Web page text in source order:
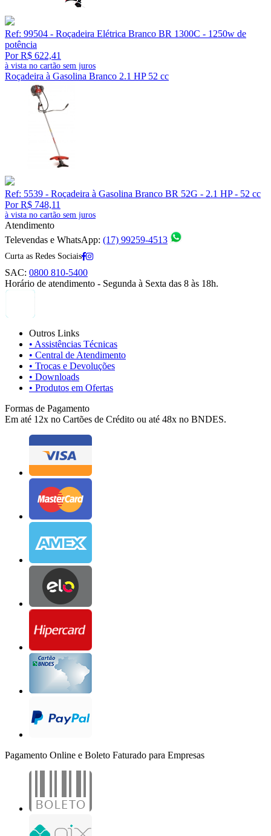
Ref: 99504 - Roçadeira Elétrica Branco BR 1300C - 1250w de
potência
Por R$ 622,41
à vista no cartão sem juros
Roçadeira à Gasolina Branco 2.1 HP 52 cc
Ref: 5539 - Roçadeira à Gasolina Branco BR 52G - 2.1 HP - 52 cc
Por R$ 748,11
à vista no cartão sem juros
Atendimento
Televendas e WhatsApp: (17) 99259-4513
Curta as Redes Sociais
SAC: 0800 810-5400
Horário de atendimento - Segunda à Sexta das 8 às 18h.
Outros Links
• Assistências Técnicas
• Central de Atendimento
• Trocas e Devoluções
• Downloads
• Produtos em Ofertas
Formas de Pagamento
Em até 12x no Cartões de Crédito ou até 48x no BNDES.
Pagamento Online e Boleto Faturado para Empresas